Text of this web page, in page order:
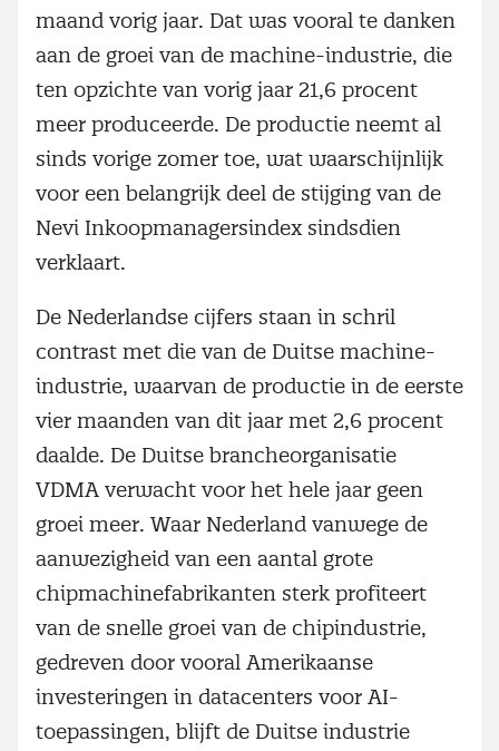
maand vorig jaar. Dat was vooral te danken
aan de groei van de machine-industrie, die
ten opzichte van vorig jaar 21,6 procent
meer produceerde. De productie neemt al
sinds vorige zomer toe, wat waarschijnlijk
voor een belangrijk deel de stijging van de
Nevi Inkoopmanagersindex sindsdien
verklaart.
De Nederlandse cijfers staan in schril
contrast met die van de Duitse machine-
industrie, waarvan de productie in de eerste
vier maanden van dit jaar met 2,6 procent
daalde. De Duitse brancheorganisatie
VDMA verwacht voor het hele jaar geen
groei meer. Waar Nederland vanwege de
aanwezigheid van een aantal grote
chipmachinefabrikanten sterk profiteert
van de snelle groei van de chipindustrie,
gedreven door vooral Amerikaanse
investeringen in datacenters voor AI-
toepassingen, blijft de Duitse industrie